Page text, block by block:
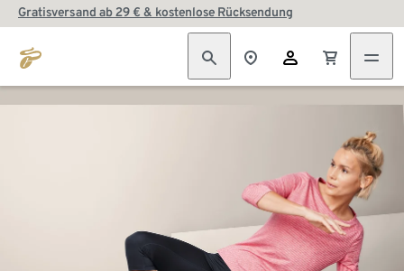
Gratisversand ab 29 € & kostenlose Rücksendung